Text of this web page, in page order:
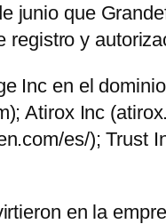
junio que
y
Inc en el
Atirox Inc
es/); Trust
en la